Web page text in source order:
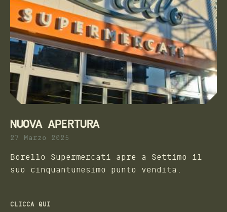
NUOVA APERTURA
27 Marzo 2025
Borello Supermercati apre a Settimo il
suo cinquantunesimo punto vendita.
CLICCA QUI